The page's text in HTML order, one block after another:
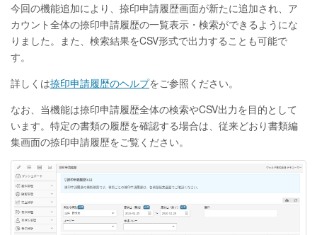
今回の機能追加により、捺印申請履歴画面が新たに追加され、ア
カウント全体の捺印申請履歴の一覧表示・検索ができるようにな
りました。また、検索結果をCSV形式で出力することも可能で
す。
詳しくは捺印申請履歴のヘルプをご参照ください。
なお、当機能は捺印申請履歴全体の検索やCSV出力を目的として
います。特定の書類の履歴を確認する場合は、従来どおり書類編
集画面の捺印申請履歴をご覧ください。